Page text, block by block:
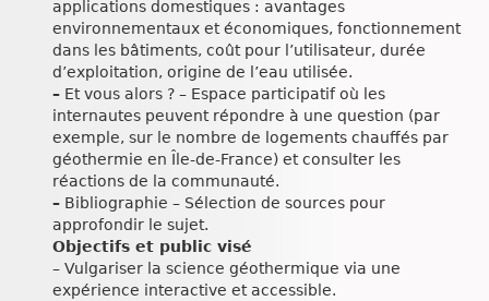
applications domestiques : avantages
environnementaux et économiques, fonctionnement
dans les bâtiments, coût pour l’utilisateur, durée
d’exploitation, origine de l’eau utilisée.
– Et vous alors ? – Espace participatif où les
internautes peuvent répondre à une question (par
exemple, sur le nombre de logements chauffés par
géothermie en Île-de-France) et consulter les
réactions de la communauté.
– Bibliographie – Sélection de sources pour
approfondir le sujet.
Objectifs et public visé
– Vulgariser la science géothermique via une
expérience interactive et accessible.